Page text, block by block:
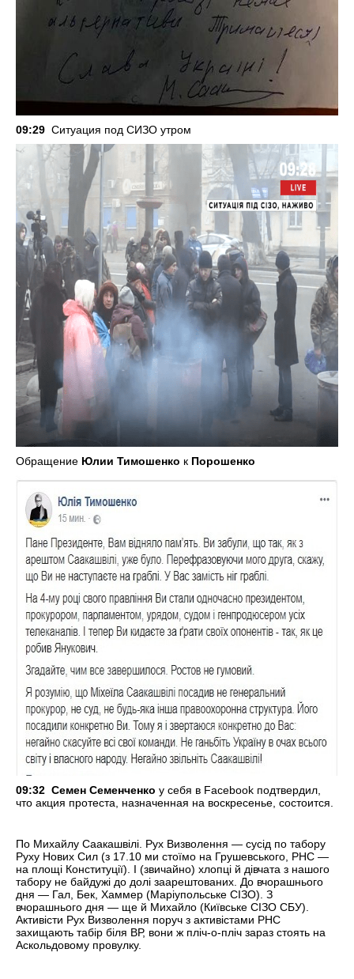
09:29 Ситуация под СИЗО утром
Обращение Юлии Тимошенко к Порошенко
09:32 Семен Семенченко у себя в Facebook подтвердил,
что акция протеста, назначенная на воскресенье, состоится.
По Михайлу Саакашвілі. Рух Визволення — сусід по табору
Руху Нових Сил (з 17.10 ми стоїмо на Грушевського, РНС —
на площі Конституції). І (звичайно) хлопці й дівчата з нашого
табору не байдужі до долі заарештованих. До вчорашнього
дня — Гал, Бек, Хаммер (Маріупольське СІЗО). З
вчорашнього дня — ще й Михайло (Київське СІЗО СБУ).
Активісти Рух Визволення поруч з активістами РНС
захищають табір біля ВР, вони ж пліч-о-пліч зараз стоять на
Аскольдовому провулку.